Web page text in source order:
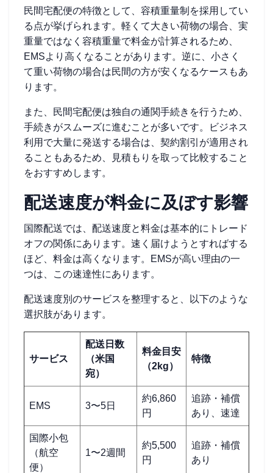
民間宅配便の特徴として、容積重量制を採用してい
る点が挙げられます。軽くて大きい荷物の場合、実
重量ではなく容積重量で料金が計算されるため、
EMSより高くなることがあります。逆に、小さく
て重い荷物の場合は民間の方が安くなるケースもあ
ります。
また、民間宅配便は独自の通関手続きを行うため、
手続きがスムーズに進むことが多いです。ビジネス
利用で大量に発送する場合は、契約割引が適用され
ることもあるため、見積もりを取って比較すること
をおすすめします。
配送速度が料金に及ぼす影響
国際配送では、配送速度と料金は基本的にトレード
オフの関係にあります。速く届けようとすればする
ほど、料金は高くなります。EMSが高い理由の一
つは、この速達性にあります。
配送速度別のサービスを整理すると、以下のような
選択肢があります。
サービス
配送日数
（米国
宛）
料金目安
（2kg）
特徴
EMS 3〜5日
約6,860
円
追跡・補償
あり、速達
国際小包
（航空
便）
1〜2週間
約5,500
円
追跡・補償
あり